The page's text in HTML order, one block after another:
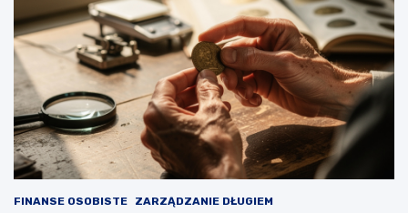
FINANSE OSOBISTE ZARZĄDZANIE DŁUGIEM